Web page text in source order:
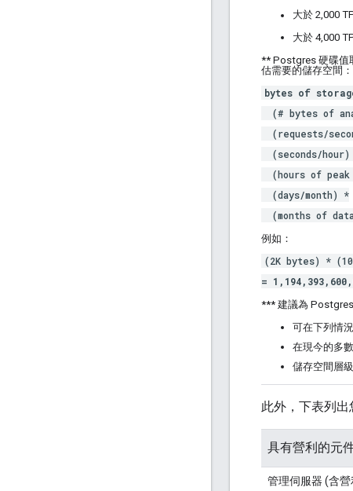
大於 2,000
大於 4,000
** Postgres 硬碟值
估需要的儲存空間：
bytes of
(# bytes of
(requests/
(seconds/
(hours of peak
(days/month) *
(months of
例如：
(2K bytes) *
=
*** 建議為
可在下列情
在現今的多
儲存空間層
此外，下表列出
具有營利的元
管理伺服器 (含